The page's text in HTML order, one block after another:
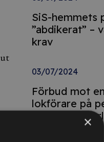
SiS-hemmets
”abdikerat” –
krav
03/07/2024
Förbud mot
lokförare på
×